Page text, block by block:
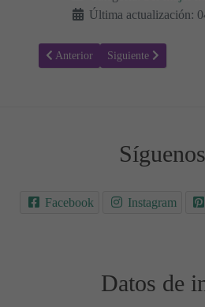
Última actualización:
Artículo anterior: ¿Por qué estoy
Anterior Artículo siguiente:
Siguiente
Facebook Instagram
Datos de